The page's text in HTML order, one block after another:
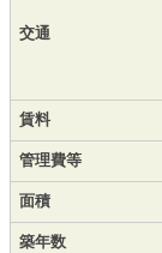
交通
賃料
管理費等
面積
築年数